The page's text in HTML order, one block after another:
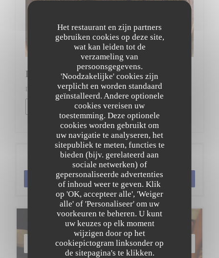
Het restaurant en zijn partners
gebruiken cookies op deze site,
wat kan leiden tot de
verzameling van
persoonsgegevens.
'Noodzakelijke' cookies zijn
verplicht en worden standaard
geïnstalleerd. Andere optionele
cookies vereisen uw
toestemming. Deze optionele
cookies worden gebruikt om
uw navigatie te analyseren, het
sitepubliek te meten, functies te
bieden (bijv. gerelateerd aan
sociale netwerken) of
gepersonaliseerde advertenties
of inhoud weer te geven. Klik
op 'OK, accepteer alle', 'Weiger
alle' of 'Personaliseer' om uw
voorkeuren te beheren. U kunt
uw keuzes op elk moment
wijzigen door op het
cookiepictogram linksonder op
de sitepagina's te klikken.
De 3 van elke maand van 11h45 tot 22h45
Le vendredi c'est Cassoulet
Reservering
RESERVEER EEN TAFEL
Menu's
ONTDEK ONS MENU